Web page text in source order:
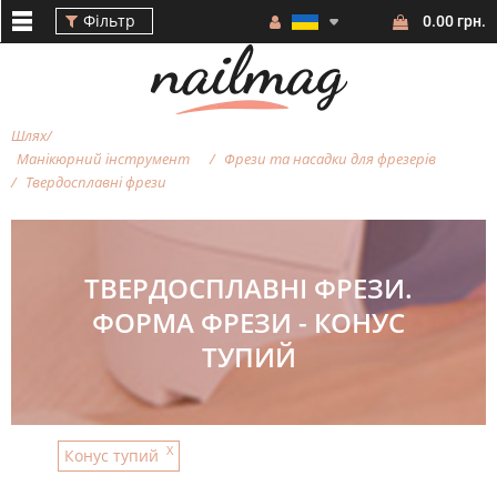
Фільтр 0.00 грн.
Шлях
Манікюрний інструмент
Фрези та насадки для фрезерiв
Твердосплавні фрези
АБРАЗИВНІСТЬ
ТВЕРДОСПЛАВНІ ФРЕЗИ.
ФОРМА ФРЕЗИ - КОНУС
ТУПИЙ
Конус тупий X